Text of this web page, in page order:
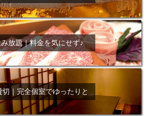
放題｜料金を気にせず♪
切｜完全個室でゆったりと